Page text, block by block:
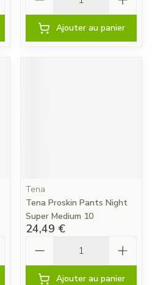
Ajouter au panier
Tena
Tena Proskin Pants Night
Super Medium 10
24,49 €
Ajouter au panier